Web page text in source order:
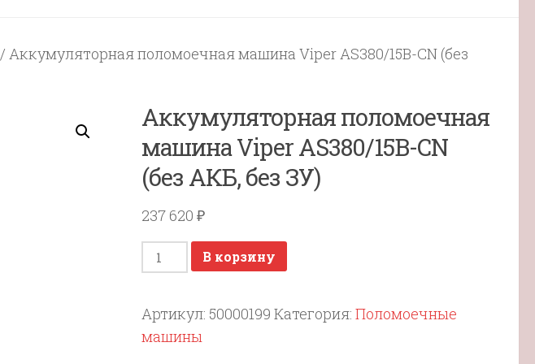
/ Аккумуляторная поломоечная машина Viper AS380/15B-CN (без
Аккумуляторная поломоечная
машина Viper AS380/15B-CN
(без АКБ, без ЗУ)
237 620₽
Количество
товара
поломоечная
машина
В корзину
Артикул: 50000199 Категория:Поломоечные
машины